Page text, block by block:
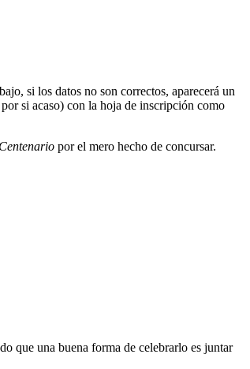
si los datos no son correctos, aparecerá un
si acaso) con la hoja de inscripción como
por el mero hecho de concursar.
que una buena forma de celebrarlo es juntar